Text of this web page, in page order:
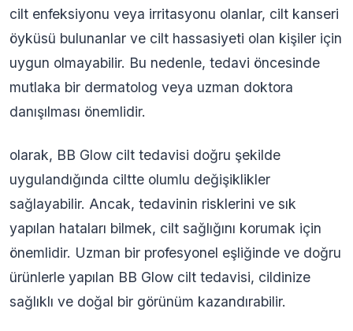
cilt enfeksiyonu veya irritasyonu olanlar, cilt kanseri
öyküsü bulunanlar ve cilt hassasiyeti olan kişiler için
uygun olmayabilir. Bu nedenle, tedavi öncesinde
mutlaka bir dermatolog veya uzman doktora
danışılması önemlidir.
olarak, BB Glow cilt tedavisi doğru şekilde
uygulandığında ciltte olumlu değişiklikler
sağlayabilir. Ancak, tedavinin risklerini ve sık
yapılan hataları bilmek, cilt sağlığını korumak için
önemlidir. Uzman bir profesyonel eşliğinde ve doğru
ürünlerle yapılan BB Glow cilt tedavisi, cildinize
sağlıklı ve doğal bir görünüm kazandırabilir.